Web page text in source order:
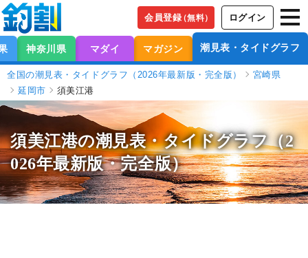
会員登録（無料） ログイン
神奈川県 マダイ マガジン 潮見表・タイドグラフ
全国の潮見表・タイドグラフ（2026年最新版・完全版）
宮崎県
延岡市
須美江港
須美江港の潮見表・タイドグラフ（2
026年最新版・完全版）